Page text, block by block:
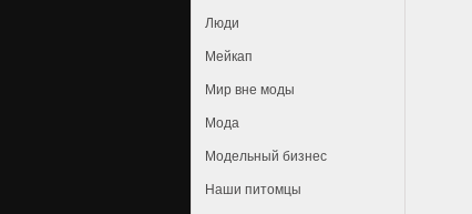
Люди
Мейкап
Мир вне моды
Мода
Модельный бизнес
Наши питомцы